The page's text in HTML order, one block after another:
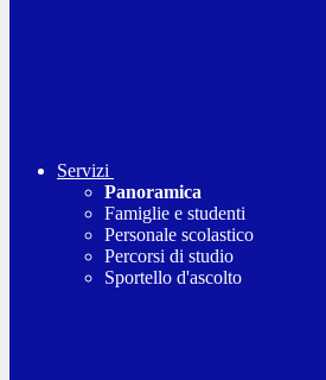
Servizi
Panoramica
Famiglie e studenti
Personale scolastico
Percorsi di studio
Sportello d'ascolto